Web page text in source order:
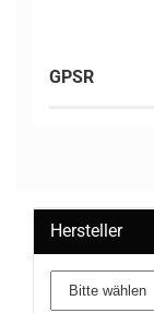
GPSR
Hersteller